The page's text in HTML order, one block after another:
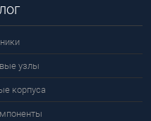
узлы
корпуса